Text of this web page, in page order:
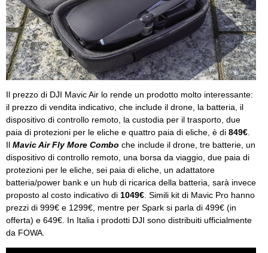
Il prezzo di DJI Mavic Air lo rende un prodotto molto interessante:
il prezzo di vendita indicativo, che include il drone, la batteria, il
dispositivo di controllo remoto, la custodia per il trasporto, due
paia di protezioni per le eliche e quattro paia di eliche, è di 849€
Il Mavic Air Fly More Combo che include il drone, tre batterie, un
dispositivo di controllo remoto, una borsa da viaggio, due paia di
protezioni per le eliche, sei paia di eliche, un adattatore
batteria/power bank e un hub di ricarica della batteria, sarà invece
proposto al costo indicativo di 1049€ . Simili kit di Mavic Pro hanno
prezzi di 999€ e 1299€, mentre per Spark si parla di 499€ (in
offerta) e 649€. In Italia i prodotti DJI sono distribuiti ufficialmente
da FOWA.